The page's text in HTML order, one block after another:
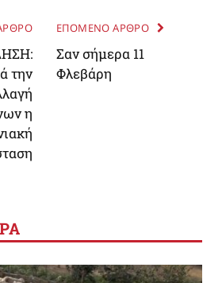
την
η
ΕΠΟΜΕΝΟ ΑΡΘΡΟ
Σαν σήμερα 11
Φλεβάρη